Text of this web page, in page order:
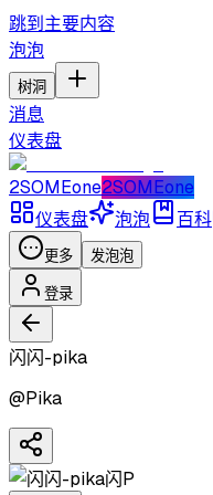
跳到主要内容
泡泡
树洞
消息
仪表盘
2SOMEone2SOMEone
仪表盘
泡泡 百科
更多 发泡泡
登录
闪闪-pika
@Pika
闪P